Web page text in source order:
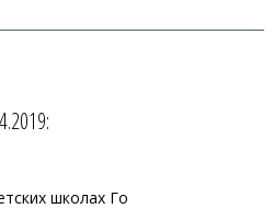
школах Го